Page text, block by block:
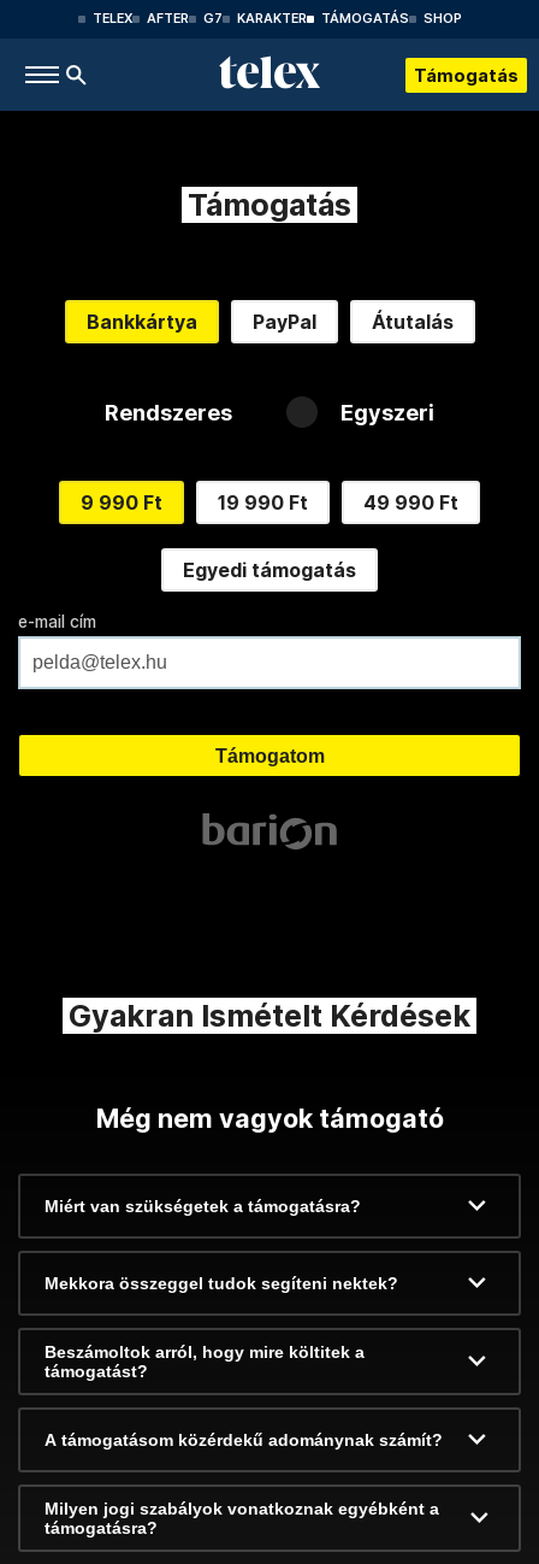
TELEX AFTER G7 KARAKTER TÁMOGATÁS SHOP
Támogatás
Támogatás
Bankkártya PayPal Átutalás
Rendszeres Egyszeri
9 990 Ft 19 990 Ft 49 990 Ft
Egyedi támogatás
e-mail cím
Gyakran Ismételt Kérdések
Még nem vagyok támogató
Miért van szükségetek a támogatásra?
Mekkora összeggel tudok segíteni nektek?
Beszámoltok arról, hogy mire költitek a
támogatást?
A támogatásom közérdekű adománynak számít?
Milyen jogi szabályok vonatkoznak egyébként a
támogatásra?